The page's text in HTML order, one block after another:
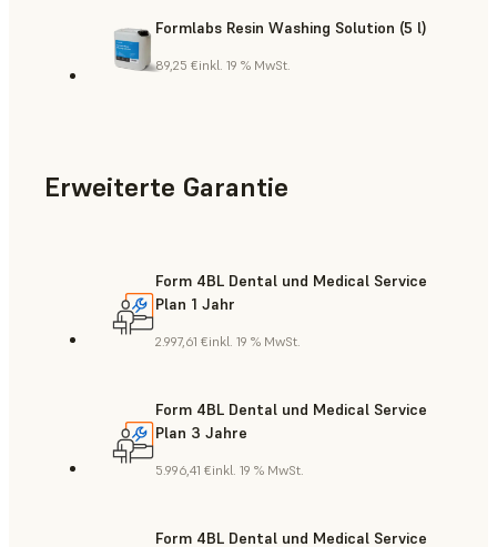
Formlabs Resin Washing Solution (5 l)
89,25 €inkl. 19 % MwSt.
Erweiterte Garantie
Form 4BL Dental und Medical Service
Plan 1 Jahr
2.997,61 €inkl. 19 % MwSt.
Form 4BL Dental und Medical Service
Plan 3 Jahre
5.996,41 €inkl. 19 % MwSt.
Form 4BL Dental und Medical Service